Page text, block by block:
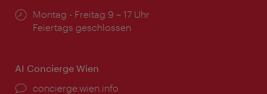
Öffnungszeiten:
Montag - Freitag 9 – 17 Uhr
Feiertags geschlossen
AI Concierge Wien
Ort:
concierge.wien.info